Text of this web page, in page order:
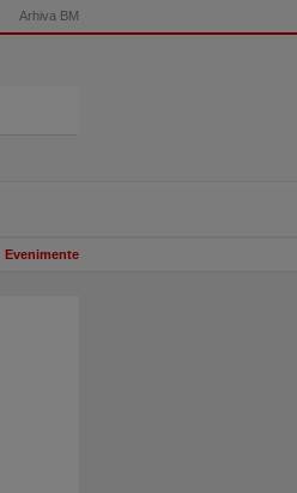
Arhiva BM
Evenimente